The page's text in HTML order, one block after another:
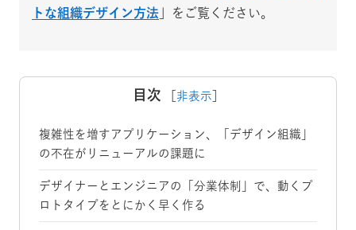
トな組織デザイン方法 」をご覧ください。
目次 非表示
複雑性を増すアプリケーション、「デザイン組織」
の不在がリニューアルの課題に
デザイナーとエンジニアの「分業体制」で、動くプ
ロトタイプをとにかく早く作る